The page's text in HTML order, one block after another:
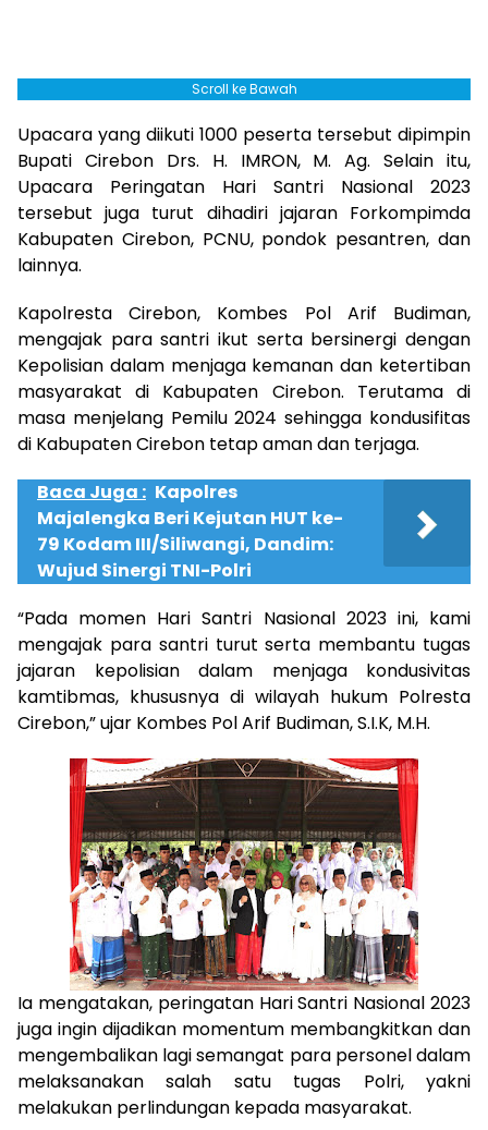
Scroll ke Bawah
Upacara yang diikuti 1000 peserta tersebut dipimpin
Bupati Cirebon Drs. H. IMRON, M. Ag. Selain itu,
Upacara Peringatan Hari Santri Nasional 2023
tersebut juga turut dihadiri jajaran Forkompimda
Kabupaten Cirebon, PCNU, pondok pesantren, dan
lainnya.
Kapolresta Cirebon, Kombes Pol Arif Budiman,
mengajak para santri ikut serta bersinergi dengan
Kepolisian dalam menjaga kemanan dan ketertiban
masyarakat di Kabupaten Cirebon. Terutama di
masa menjelang Pemilu 2024 sehingga kondusifitas
di Kabupaten Cirebon tetap aman dan terjaga.
Baca Juga : Kapolres
Majalengka Beri Kejutan HUT ke-
79 Kodam III/Siliwangi, Dandim:
Wujud Sinergi TNI-Polri
“Pada momen Hari Santri Nasional 2023 ini, kami
mengajak para santri turut serta membantu tugas
jajaran kepolisian dalam menjaga kondusivitas
kamtibmas, khususnya di wilayah hukum Polresta
Cirebon,” ujar Kombes Pol Arif Budiman, S.I.K, M.H.
Ia mengatakan, peringatan Hari Santri Nasional 2023
juga ingin dijadikan momentum membangkitkan dan
mengembalikan lagi semangat para personel dalam
melaksanakan salah satu tugas Polri, yakni
melakukan perlindungan kepada masyarakat.